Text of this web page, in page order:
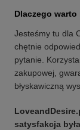
Dlaczego warto
Jesteśmy tu dla
chętnie
pytanie.
zakupowej,
błyskawiczną
satysfakcja